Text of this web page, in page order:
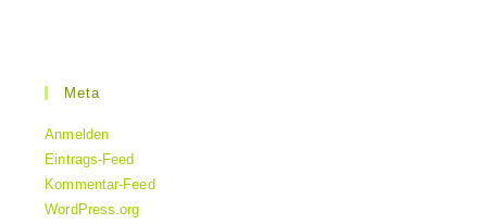
Meta
Anmelden
Eintrags-Feed
Kommentar-Feed
WordPress.org